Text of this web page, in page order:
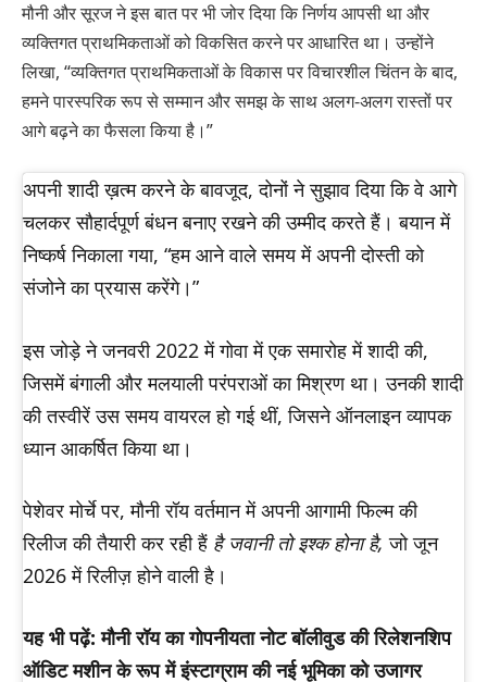
मौनी और सूरज ने इस बात पर भी जोर दिया कि निर्णय आपसी था और
व्यक्तिगत प्राथमिकताओं को विकसित करने पर आधारित था। उन्होंने
लिखा, “व्यक्तिगत प्राथमिकताओं के विकास पर विचारशील चिंतन के बाद,
हमने पारस्परिक रूप से सम्मान और समझ के साथ अलग-अलग रास्तों पर
आगे बढ़ने का फैसला किया है।”
अपनी शादी ख़त्म करने के बावजूद, दोनों ने सुझाव दिया कि वे आगे
चलकर सौहार्दपूर्ण बंधन बनाए रखने की उम्मीद करते हैं। बयान में
निष्कर्ष निकाला गया, “हम आने वाले समय में अपनी दोस्ती को
संजोने का प्रयास करेंगे।”
इस जोड़े ने जनवरी 2022 में गोवा में एक समारोह में शादी की,
जिसमें बंगाली और मलयाली परंपराओं का मिश्रण था। उनकी शादी
की तस्वीरें उस समय वायरल हो गई थीं, जिसने ऑनलाइन व्यापक
ध्यान आकर्षित किया था।
पेशेवर मोर्चे पर, मौनी रॉय वर्तमान में अपनी आगामी फिल्म की
रिलीज की तैयारी कर रही हैं है जवानी तो इश्क होना है,जो जून
2026 में रिलीज़ होने वाली है।
यह भी पढ़ें: मौनी रॉय का गोपनीयता नोट बॉलीवुड की रिलेशनशिप
ऑडिट मशीन के रूप में इंस्टाग्राम की नई भूमिका को उजागर